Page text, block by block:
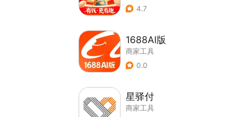
4.7
1688AI版
商家工具
0.0
星驿付
商家工具